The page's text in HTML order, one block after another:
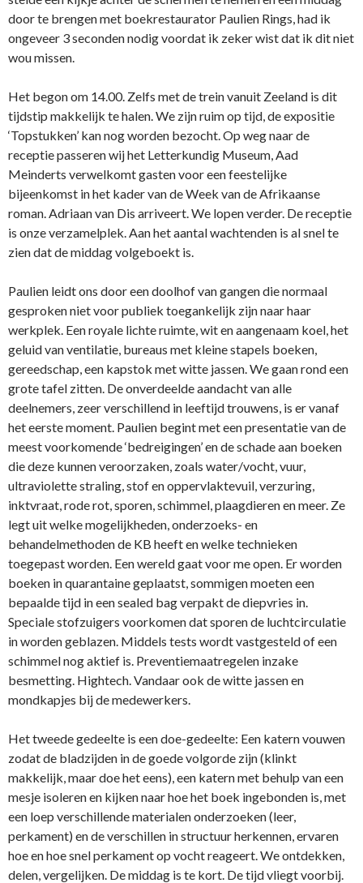
door te brengen met boekrestaurator Paulien Rings, had ik
ongeveer 3 seconden nodig voordat ik zeker wist dat ik dit niet
wou missen.
Het begon om 14.00. Zelfs met de trein vanuit Zeeland is dit
tijdstip makkelijk te halen. We zijn ruim op tijd, de expositie
‘Topstukken’ kan nog worden bezocht. Op weg naar de
receptie passeren wij het Letterkundig Museum, Aad
Meinderts verwelkomt gasten voor een feestelijke
bijeenkomst in het kader van de Week van de Afrikaanse
roman. Adriaan van Dis arriveert. We lopen verder. De receptie
is onze verzamelplek. Aan het aantal wachtenden is al snel te
zien dat de middag volgeboekt is.
Paulien leidt ons door een doolhof van gangen die normaal
gesproken niet voor publiek toegankelijk zijn naar haar
werkplek. Een royale lichte ruimte, wit en aangenaam koel, het
geluid van ventilatie, bureaus met kleine stapels boeken,
gereedschap, een kapstok met witte jassen. We gaan rond een
grote tafel zitten. De onverdeelde aandacht van alle
deelnemers, zeer verschillend in leeftijd trouwens, is er vanaf
het eerste moment. Paulien begint met een presentatie van de
meest voorkomende ‘bedreigingen’ en de schade aan boeken
die deze kunnen veroorzaken, zoals water/vocht, vuur,
ultraviolette straling, stof en oppervlaktevuil, verzuring,
inktvraat, rode rot, sporen, schimmel, plaagdieren en meer. Ze
legt uit welke mogelijkheden, onderzoeks- en
behandelmethoden de KB heeft en welke technieken
toegepast worden. Een wereld gaat voor me open. Er worden
boeken in quarantaine geplaatst, sommigen moeten een
bepaalde tijd in een sealed bag verpakt de diepvries in.
Speciale stofzuigers voorkomen dat sporen de luchtcirculatie
in worden geblazen. Middels tests wordt vastgesteld of een
schimmel nog aktief is. Preventiemaatregelen inzake
besmetting. Hightech. Vandaar ook de witte jassen en
mondkapjes bij de medewerkers.
Het tweede gedeelte is een doe-gedeelte: Een katern vouwen
zodat de bladzijden in de goede volgorde zijn (klinkt
makkelijk, maar doe het eens), een katern met behulp van een
mesje isoleren en kijken naar hoe het boek ingebonden is, met
een loep verschillende materialen onderzoeken (leer,
perkament) en de verschillen in structuur herkennen, ervaren
hoe en hoe snel perkament op vocht reageert. We ontdekken,
delen, vergelijken. De middag is te kort. De tijd vliegt voorbij.